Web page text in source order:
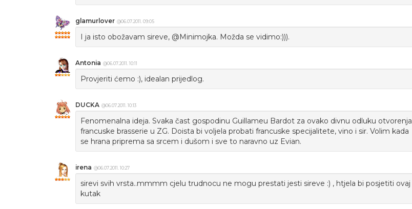
glamurlover @06.07.2011. 09:05
I ja isto obožavam sireve, @Minimojka. Možda se vidimo:))).
Antonia @06.07.2011. 10:11
Provjeriti ćemo :), idealan prijedlog.
DUCKA @06.07.2011. 10:13
Fenomenalna ideja. Svaka čast gospodinu Guillameu Bardot za ovako divnu odluku otvorenja
francuske brasserie u ZG. Doista bi voljela probati francuske specijalitete, vino i sir. Volim kada
se hrana priprema sa srcem i dušom i sve to naravno uz Evian.
irena @06.07.2011. 10:27
sirevi svih vrsta..mmmm cjelu trudnocu ne mogu prestati jesti sireve :) , htjela bi posjetiti ovaj
kutak